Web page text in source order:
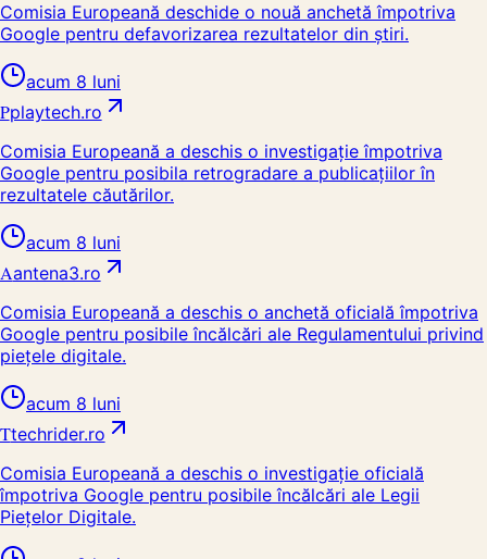
Comisia Europeană deschide o nouă anchetă împotriva
Google pentru defavorizarea rezultatelor din știri.
acum 8 luni
Pplaytech.ro
Comisia Europeană a deschis o investigație împotriva
Google pentru posibila retrogradare a publicațiilor în
rezultatele căutărilor.
acum 8 luni
Aantena3.ro
Comisia Europeană a deschis o anchetă oficială împotriva
Google pentru posibile încălcări ale Regulamentului privind
piețele digitale.
acum 8 luni
Ttechrider.ro
Comisia Europeană a deschis o investigație oficială
împotriva Google pentru posibile încălcări ale Legii
Piețelor Digitale.